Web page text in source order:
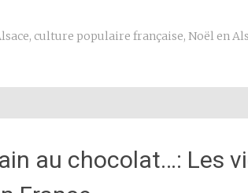
, culture populaire française, Noël en
au chocolat…: Les